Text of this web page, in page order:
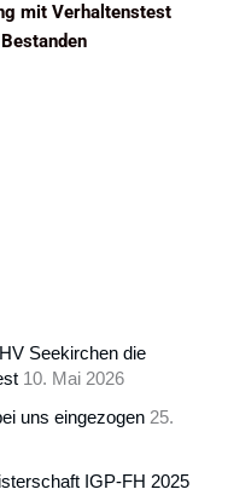
Seekirchen die
10. Mai 2026
uns eingezogen 25.
IGP-FH 2025
mit Verhaltenstest